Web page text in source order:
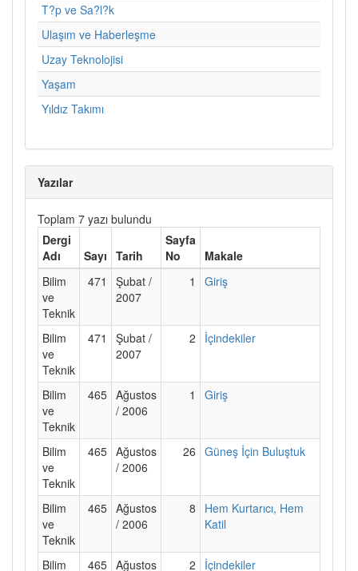
T?p ve Sa?l?k
Ulaşım ve Haberleşme
Uzay Teknolojisi
Yaşam
Yıldız Takımı
Yazılar
Toplam 7 yazı bulundu
Dergi
Adı
Sayı Tarih
Sayfa
No
Makale
Bilim
ve
Teknik
471
Şubat /
2007
1 Giriş
Bilim
ve
Teknik
471
Şubat /
2007
2 İçindekiler
Bilim
ve
Teknik
465 Ağustos
/ 2006
1 Giriş
Bilim
ve
Teknik
465 Ağustos
/ 2006
26 Güneş İçin Buluştuk
Bilim
ve
Teknik
465 Ağustos
/ 2006
8
Hem Kurtarıcı, Hem
Katil
Bilim 465 Ağustos 2 İçindekiler